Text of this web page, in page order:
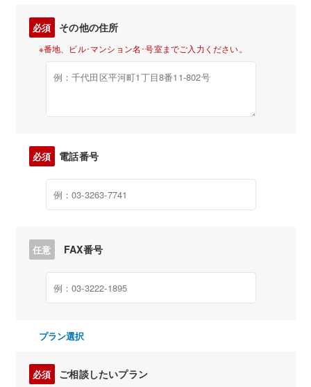
必須 その他の住所
※番地、ビル･マンション名･号室までご入力ください。
必須 電話番号
任意 FAX番号
プラン選択
必須 ご相談したいプラン